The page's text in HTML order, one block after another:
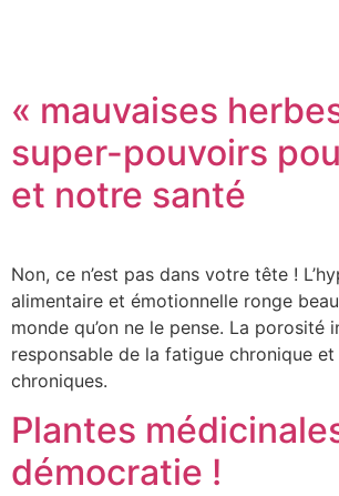
« mauvaises
super-pouvoirs
et notre santé
Non, ce n’est pas dans votre tête !
alimentaire et émotionnelle ronge
monde qu’on ne le pense. La porosité
responsable de la fatigue chronique et
chroniques.
Plantes
démocratie !